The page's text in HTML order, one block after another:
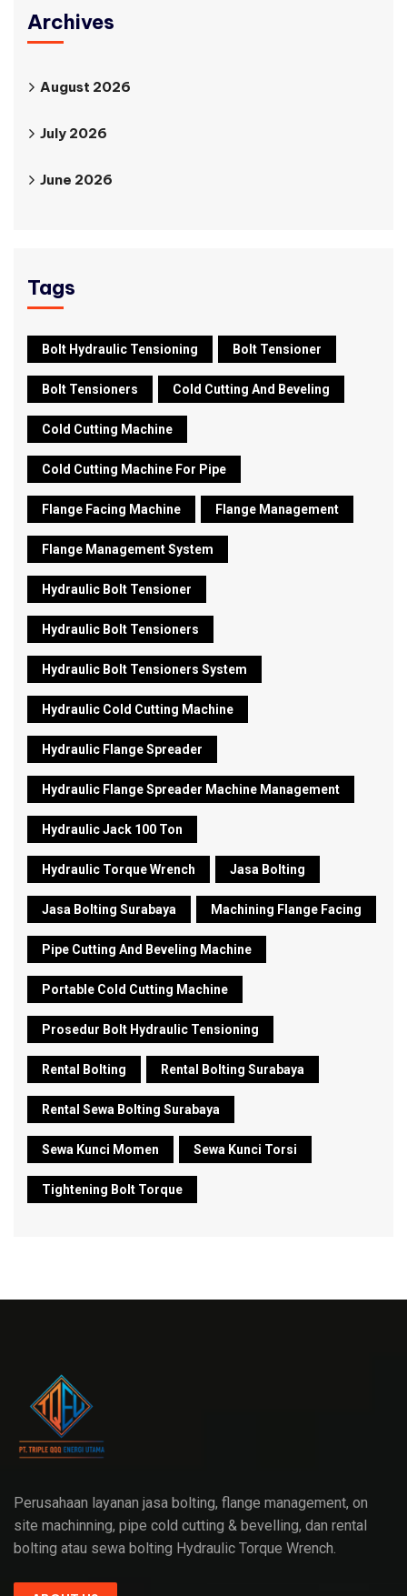
Archives
August 2026
July 2026
June 2026
Tags
Bolt Hydraulic Tensioning Bolt Tensioner
Bolt Tensioners Cold Cutting And Beveling
Cold Cutting Machine
Cold Cutting Machine For Pipe
Flange Facing Machine Flange Management
Flange Management System
Hydraulic Bolt Tensioner
Hydraulic Bolt Tensioners
Hydraulic Bolt Tensioners System
Hydraulic Cold Cutting Machine
Hydraulic Flange Spreader
Hydraulic Flange Spreader Machine Management
Hydraulic Jack 100 Ton
Hydraulic Torque Wrench Jasa Bolting
Jasa Bolting Surabaya Machining Flange Facing
Pipe Cutting And Beveling Machine
Portable Cold Cutting Machine
Prosedur Bolt Hydraulic Tensioning
Rental Bolting Rental Bolting Surabaya
Rental Sewa Bolting Surabaya
Sewa Kunci Momen Sewa Kunci Torsi
Tightening Bolt Torque
Perusahaan layanan jasa bolting, flange management, on
site machinning, pipe cold cutting & bevelling, dan rental
bolting atau sewa bolting Hydraulic Torque Wrench.